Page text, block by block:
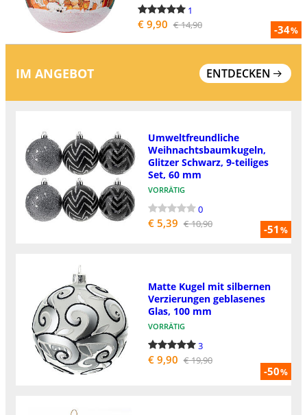
-34%
1
€ 9,90 € 14,90
IM ANGEBOT ENTDECKEN
-51%
Umweltfreundliche
Weihnachtsbaumkugeln,
Glitzer Schwarz, 9-teiliges
Set, 60 mm
VORRÄTIG
0
€ 5,39 € 10,90
-50%
Matte Kugel mit silbernen
Verzierungen geblasenes
Glas, 100 mm
VORRÄTIG
3
€ 9,90 € 19,90